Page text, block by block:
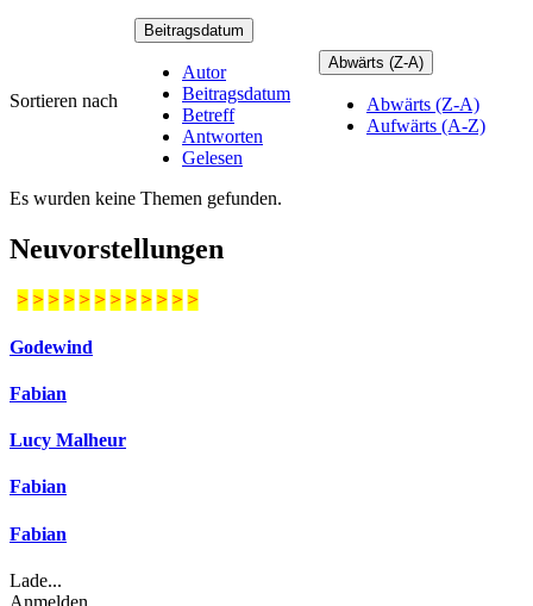
Sortieren nach
Beitragsdatum
Autor
Beitragsdatum
Betreff
Antworten
Gelesen
Abwärts (Z-A)
Abwärts (Z-A)
Aufwärts (A-Z)
Es wurden keine Themen gefunden.
Neuvorstellungen
> > > > > > > > > > > >
Godewind
Fabian
Lucy Malheur
Fabian
Fabian
Lade...
Anmelden